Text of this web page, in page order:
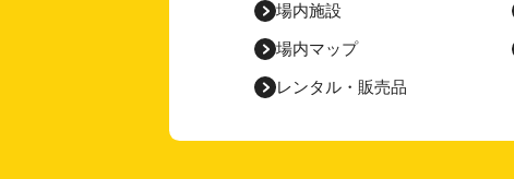
場内施設
場内マップ
レンタル・販売品